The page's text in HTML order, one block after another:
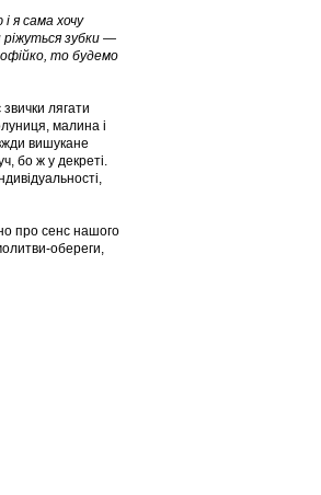
я сама хочу
ріжуться зубки —
то будемо
лягати
малина і
вишукане
бо ж у декреті.
про сенс нашого
обереги,